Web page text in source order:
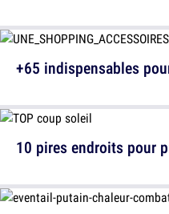
10 pires endroits pour
+65 indispensables